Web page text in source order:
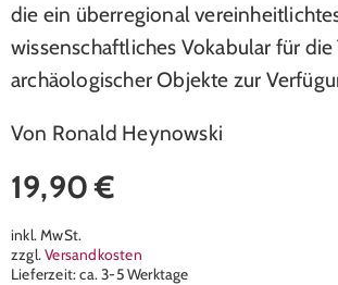
die ein überregional
wissenschaftliches Vokabular für
archäologischer Objekte zur
Von Ronald Heynowski
19,90€
inkl. MwSt.
zzgl.Versandkosten
Lieferzeit:ca. 3-5 Werktage